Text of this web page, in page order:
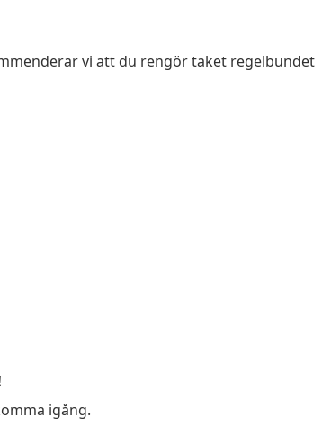
vi att du rengör taket regelbundet
igång.